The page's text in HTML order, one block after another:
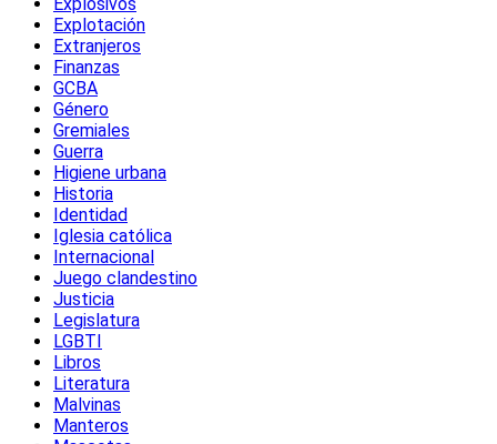
Explotación
Extranjeros
Finanzas
GCBA
Género
Gremiales
Guerra
Higiene urbana
Historia
Identidad
Iglesia católica
Internacional
Juego clandestino
Justicia
Legislatura
LGBTI
Libros
Literatura
Malvinas
Manteros